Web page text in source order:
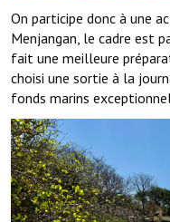
On participe donc à une
Menjangan, le cadre est
fait une meilleure
choisi une sortie à la
fonds marins